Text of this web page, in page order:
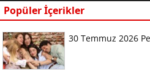
Popüler İçerikler
30 Temmuz 2026